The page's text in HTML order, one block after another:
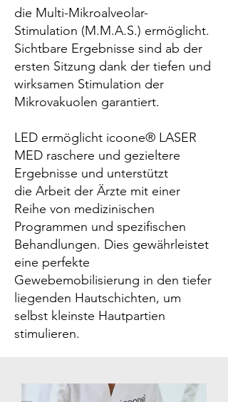
die Multi-Mikroalveolar-
Stimulation (M.M.A.S.) ermöglicht.
Sichtbare Ergebnisse sind ab der
ersten Sitzung dank der tiefen und
wirksamen Stimulation der
Mikrovakuolen garantiert.
LED ermöglicht icoone® LASER
MED raschere und gezieltere
Ergebnisse und unterstützt
die Arbeit der Ärzte mit einer
Reihe von medizinischen
Programmen und spezifischen
Behandlungen. Dies gewährleistet
eine perfekte
Gewebemobilisierung in den tiefer
liegenden Hautschichten, um
selbst kleinste Hautpartien
stimulieren.